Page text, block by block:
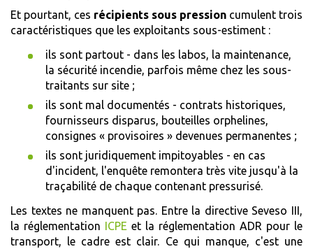
Et pourtant, ces récipients sous pression cumulent trois
caractéristiques que les exploitants sous-estiment :
ils sont partout - dans les labos, la maintenance,
la sécurité incendie, parfois même chez les sous-
traitants sur site ;
ils sont mal documentés - contrats historiques,
fournisseurs disparus, bouteilles orphelines,
consignes « provisoires » devenues permanentes ;
ils sont juridiquement impitoyables - en cas
d'incident, l'enquête remontera très vite jusqu'à la
traçabilité de chaque contenant pressurisé.
Les textes ne manquent pas. Entre la directive Seveso III,
la réglementation ICPE et la réglementation ADR pour le
transport, le cadre est clair. Ce qui manque, c'est une